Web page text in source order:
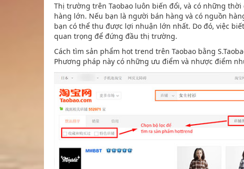
Thị trường trên Taobao luôn biến đổi, và có những
hàng lớn. Nếu bạn là người bán hàng và có nguồn
bạn có thể thu được lợi nhuận lớn nhất. Do đó, việc
quan trọng để đứng đầu thị trường.
Cách tìm sản phẩm hot trend trên Taobao bằng
Phương pháp này có những ưu điểm và nhược điểm